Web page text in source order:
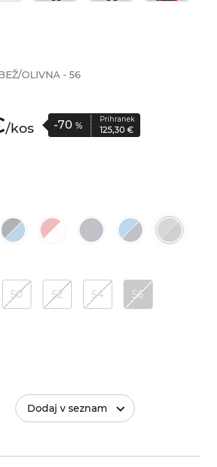
OLIVNA - 56
/kos -70 %
Prihranek
125,30 €
50 52 54 56
Dodaj v seznam